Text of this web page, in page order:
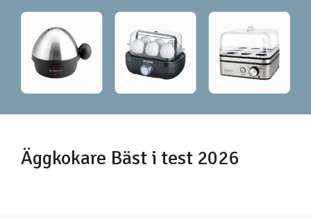
Äggkokare Bäst i test 2026